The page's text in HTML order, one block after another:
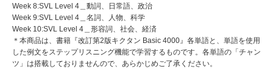
Week 8:SVL Level 4＿動詞、日常語、政治
Week 9:SVL Level 4＿名詞、人物、科学
Week 10:SVL Level 4＿形容詞、社会、経済
＊本商品は、書籍『改訂第2版キクタン Basic 4000』各単語と、単語を使用
した例文をステップリスニング機能で学習するものです。各単語の「チャン
ツ」は搭載しておりませんので、あらかじめご了承ください。